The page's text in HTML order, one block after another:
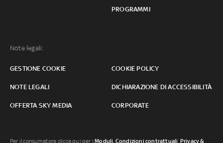
PROGRAMMI
Note legali:
GESTIONE COOKIE COOKIE POLICY
NOTE LEGALI DICHIARAZIONE DI ACCESSIBILITÀ
OFFERTA SKY MEDIA CORPORATE
Per il consumatore clicca qui per iModuli, Condizioni contrattuali, Privacy &